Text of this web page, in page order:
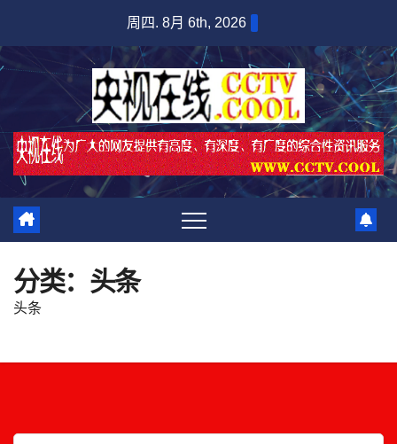
内
周四. 8月 6th, 2026
分类：头条
头条